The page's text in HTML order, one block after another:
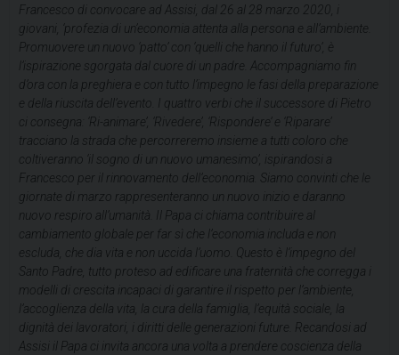
Francesco di convocare ad Assisi, dal 26 al 28 marzo 2020, i
giovani, ‘profezia di un’economia attenta alla persona e all’ambiente.
Promuovere un nuovo ‘patto’ con ‘quelli che hanno il futuro’, è
l’ispirazione sgorgata dal cuore di un padre. Accompagniamo fin
d’ora con la preghiera e con tutto l’impegno le fasi della preparazione
e della riuscita dell’evento. I quattro verbi che il successore di Pietro
ci consegna: ‘Ri-animare’, ‘Rivedere’, ‘Rispondere’ e ‘Riparare’
tracciano la strada che percorreremo insieme a tutti coloro che
coltiveranno ‘il sogno di un nuovo umanesimo’, ispirandosi a
Francesco per il rinnovamento dell’economia. Siamo convinti che le
giornate di marzo rappresenteranno un nuovo inizio e daranno
nuovo respiro all’umanità. Il Papa ci chiama contribuire al
cambiamento globale per far sì che l’economia includa e non
escluda, che dia vita e non uccida l’uomo. Questo è l’impegno del
Santo Padre, tutto proteso ad edificare una fraternità che corregga i
modelli di crescita incapaci di garantire il rispetto per l’ambiente,
l’accoglienza della vita, la cura della famiglia, l’equità sociale, la
dignità dei lavoratori, i diritti delle generazioni future. Recandosi ad
Assisi il Papa ci invita ancora una volta a prendere coscienza della